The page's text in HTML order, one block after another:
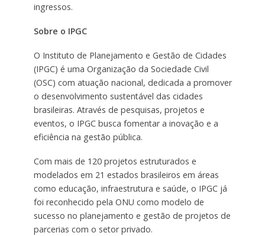
ingressos.
Sobre o IPGC
O Instituto de Planejamento e Gestão de Cidades
(IPGC) é uma Organização da Sociedade Civil
(OSC) com atuação nacional, dedicada a promover
o desenvolvimento sustentável das cidades
brasileiras. Através de pesquisas, projetos e
eventos, o IPGC busca fomentar a inovação e a
eficiência na gestão pública.
Com mais de 120 projetos estruturados e
modelados em 21 estados brasileiros em áreas
como educação, infraestrutura e saúde, o IPGC já
foi reconhecido pela ONU como modelo de
sucesso no planejamento e gestão de projetos de
parcerias com o setor privado.